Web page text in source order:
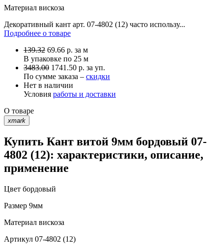
Материал вискоза
Декоративный кант арт. 07-4802 (12) часто использу...
Подробнее о товаре
139.32 69.66 р. за м
В упаковке по 25 м
3483.00 1741.50 р. за уп.
По сумме заказа – скидки
Нет в наличии
Условия работы и доставки
О товаре
xmark
Купить Кант витой 9мм бордовый 07-
4802 (12): характеристики, описание,
применение
Цвет бордовый
Размер 9мм
Материал вискоза
Артикул 07-4802 (12)